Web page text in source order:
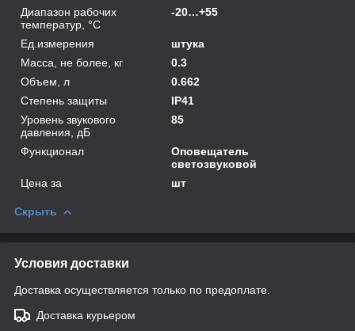
Диапазон рабочих
температур, °С
-20…+55
Ед.измерения
штука
Масса, не более, кг
0.3
Объем, л
0.662
Степень защиты
IP41
Уровень звукового
давления, дБ
85
Функционал
Оповещатель
светозвуковой
Цена за
шт
Скрыть
Условия доставки
Доставка осуществляется только по предоплате.
Доставка курьером